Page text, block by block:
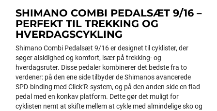
SHIMANO COMBI PEDALSÆT 9/16 –
PERFEKT TIL TREKKING OG
HVERDAGSCYKLING
Shimano Combi Pedalsæt 9/16 er designet til cyklister, der
søger alsidighed og komfort, især på trekking- og
hverdagsruter. Disse pedaler kombinerer det bedste fra to
verdener: på den ene side tilbyder de Shimanos avancerede
SPD-binding med Click’R-system, og på den anden side en flad
pedal med en konkav platform. Dette gør det muligt for
cyklisten nemt at skifte mellem at cykle med almindelige sko og